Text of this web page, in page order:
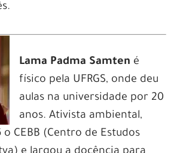
Lama Padma Samten é
físico pela UFRGS, onde deu
aulas na universidade por 20
anos. Ativista ambiental,
CEBB (Centro de Estudos